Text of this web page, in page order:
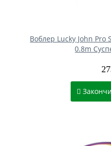
Воблер Lucky John Pro
0.8m